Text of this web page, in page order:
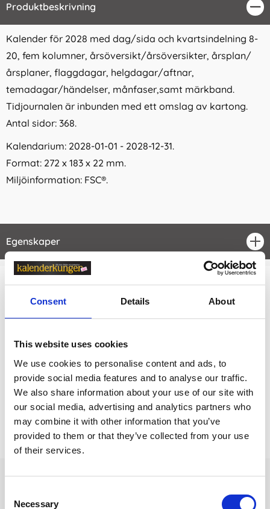
Consent Details About
This website uses cookies
We use cookies to personalise content and ads, to
provide social media features and to analyse our traffic.
We also share information about your use of our site with
our social media, advertising and analytics partners who
may combine it with other information that you’ve
provided to them or that they’ve collected from your use
of their services.
Selection
Necessary
Produktbeskrivning
Kalender för 2028 med dag/sida och kvartsindelning 8-
20, fem kolumner, årsöversikt/årsöversikter, årsplan/
årsplaner, flaggdagar, helgdagar/aftnar,
temadagar/händelser, månfaser,samt märkband.
Tidjournalen är inbunden med ett omslag av kartong.
Antal sidor: 368.
Kalendarium: 2028-01-01 - 2028-12-31.
Format: 272 x 183 x 22 mm.
Miljöinformation: FSC®.
Egenskaper
Relaterade kategorier
Kalendrar & almanackor för 2027
Kalendrar & almanackor för 2027 /
Kalendrar & almanackor för 2027 /Burde kalender
Prishistorik
Lägsta pris senaste 30 dagarna är 229 kr (2026-08-08)
Andra tittade även på